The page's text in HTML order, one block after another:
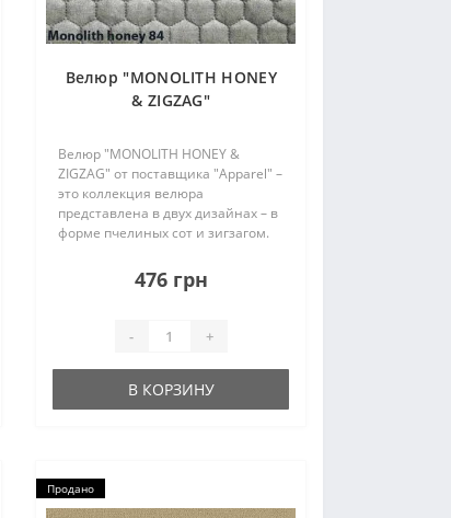
Велюр "MONOLITH HONEY
& ZIGZAG"
Велюр "MONOLITH HONEY &
ZIGZAG" от поставщика "Apparel" –
это коллекция велюра
представлена в двух дизайнах – в
форме пчелиных сот и зигзагом.
однотонная велюровая
коллекция "MONOLITH", которая
476 грн
- +
В КОРЗИНУ
Продано